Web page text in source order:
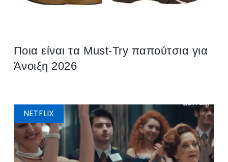
Ποια είναι τα Must-Try παπούτσια για
Άνοιξη 2026
NETFLIX